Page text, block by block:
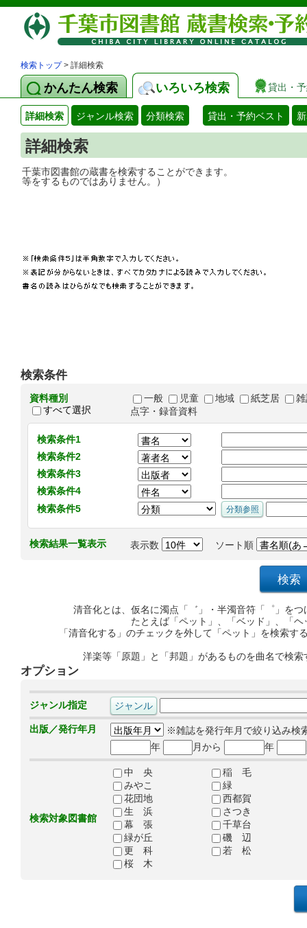
検索トップ> 詳細検索
かんたん検索 いろいろ検索 貸出・
詳細検索 ジャンル検索 分類検索 貸出・予約ベスト
詳細検索
千葉市図書館の蔵書を検索することがで
等をするものではありません。）
検索条件
資料種別
すべて選択
一般 児童 地域 紙芝居
点字・録音資料
検索条件1
検索条件2
検索条件3
検索条件4
検索条件5
検索結果一覧表示 表示数 ソート順
清音化とは、仮名に濁点「゛」・半濁音符「゜」を
たとえば「ペット」、「ベッド」、「
「清音化する」のチェックを外して「ペット」を検索
洋楽等「原題」と「邦題」があるものを曲名で検
オプション
ジャンル指定
出版／発行年月
※雑誌を発行年月で絞り込み検
年
月から 年
検索対象図書館
中 央
稲 毛
みやこ
緑
花団地
西都賀
生 浜
さつき
幕 張
千草台
緑が丘
磯 辺
更 科
若 松
桜 木